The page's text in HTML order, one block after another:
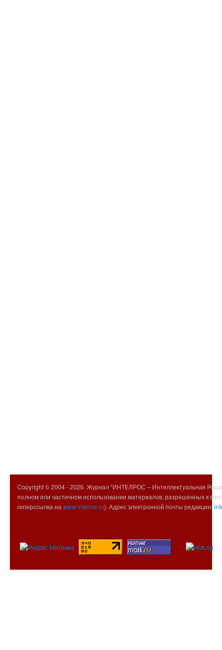
Copyright © 2004 -2026. Журнал "ИНТЕЛРОС – Интеллектуальная
полном или частичном использовании материалов, разрешенных к
гиперссылка на www.intelros.ru). Адрес электронной почты редакции: